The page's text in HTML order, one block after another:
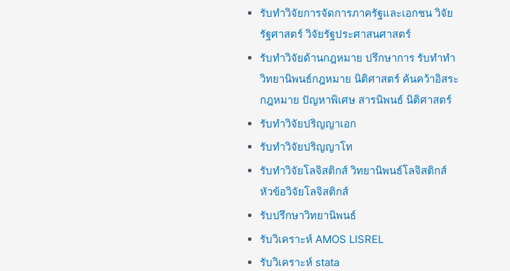
รับทำวิจัยการจัดการภาครัฐและเอกชน วิจัย
รัฐศาสตร์ วิจัยรัฐประศาสนศาสตร์
รับทำวิจัยด้านกฎหมาย ปรึกษาการ รับทำทำ
วิทยานิพนธ์กฎหมาย นิติศาสตร์ ค้นคว้าอิสระ
กฎหมาย ปัญหาพิเศษ สารนิพนธ์ นิติศาสตร์
รับทำวิจัยปริญญาเอก
รับทำวิจัยปริญญาโท
รับทำวิจัยโลจิสติกส์ วิทยานิพนธ์โลจิสติกส์
หัวข้อวิจัยโลจิสติกส์
รับปรึกษาวิทยานิพนธ์
รับวิเคราะห์ AMOS LISREL
รับวิเคราะห์ stata